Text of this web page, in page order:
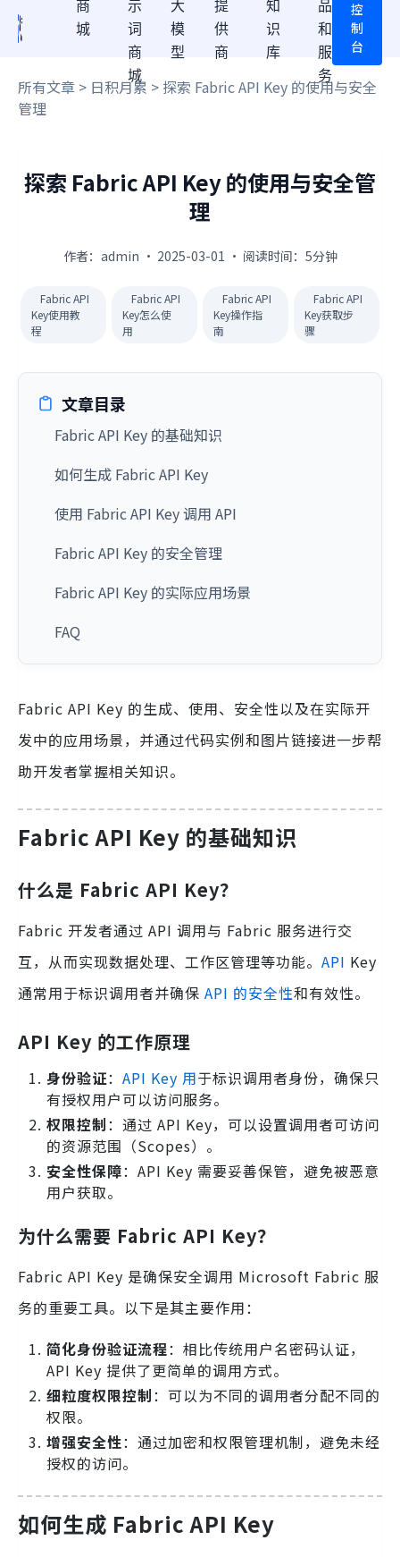
商
城
示
词
商
城
大
模
型
提
供
商
知
识
库
品
和
服
务
控
制
台
所有文章 > 日积月累 > 探索 Fabric API Key 的使用与安全
管理
探索 Fabric API Key 的使用与安全管
理
作者：admin · 2025-03-01 · 阅读时间：5分钟
Fabric API
Key使用教
程
Fabric API
Key怎么使
用
Fabric API
Key操作指
南
Fabric API
Key获取步
骤
文章目录
Fabric API Key 的基础知识
如何生成 Fabric API Key
使用 Fabric API Key 调用 API
Fabric API Key 的安全管理
Fabric API Key 的实际应用场景
FAQ
Fabric API Key 的生成、使用、安全性以及在实际开
发中的应用场景，并通过代码实例和图片链接进一步帮
助开发者掌握相关知识。
Fabric API Key 的基础知识
什么是 Fabric API Key？
Fabric 开发者通过 API 调用与 Fabric 服务进行交
互，从而实现数据处理、工作区管理等功能。 API Key
通常用于标识调用者并确保 API 的安全性和有效性。
API Key 的工作原理
身份验证： API Key 用于标识调用者身份，确保只
有授权用户可以访问服务。
权限控制：通过 API Key，可以设置调用者可访问
的资源范围（Scopes）。
安全性保障：API Key 需要妥善保管，避免被恶意
用户获取。
为什么需要 Fabric API Key？
Fabric API Key 是确保安全调用 Microsoft Fabric 服
务的重要工具。以下是其主要作用：
简化身份验证流程：相比传统用户名密码认证，
API Key 提供了更简单的调用方式。
细粒度权限控制：可以为不同的调用者分配不同的
权限。
增强安全性：通过加密和权限管理机制，避免未经
授权的访问。
如何生成 Fabric API Key